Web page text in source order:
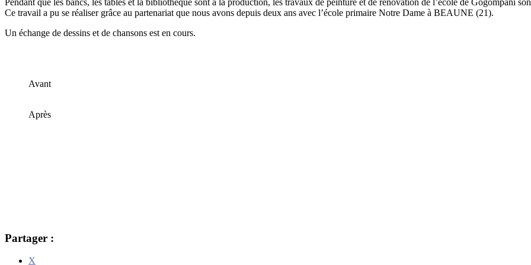
Ce travail a pu se réaliser grâce au partenariat que nous avons depuis deux ans avec l’école primaire Notre Dame à BEAUNE (21).
Un échange de dessins et de chansons est en cours.
Avant
Après
Partager :
X